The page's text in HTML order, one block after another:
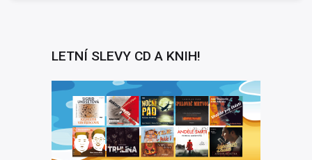
LETNÍ SLEVY CD A KNIH!